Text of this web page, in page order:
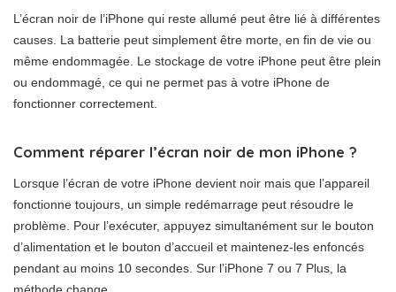
L’écran noir de l’iPhone qui reste allumé peut être lié à différentes
causes. La batterie peut simplement être morte, en fin de vie ou
même endommagée. Le stockage de votre iPhone peut être plein
ou endommagé, ce qui ne permet pas à votre iPhone de
fonctionner correctement.
Comment réparer l’écran noir de mon iPhone ?
Lorsque l’écran de votre iPhone devient noir mais que l’appareil
fonctionne toujours, un simple redémarrage peut résoudre le
problème. Pour l’exécuter, appuyez simultanément sur le bouton
d’alimentation et le bouton d’accueil et maintenez-les enfoncés
pendant au moins 10 secondes. Sur l’iPhone 7 ou 7 Plus, la